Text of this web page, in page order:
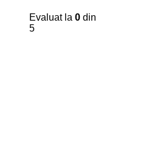
Evaluat la 0 din
5